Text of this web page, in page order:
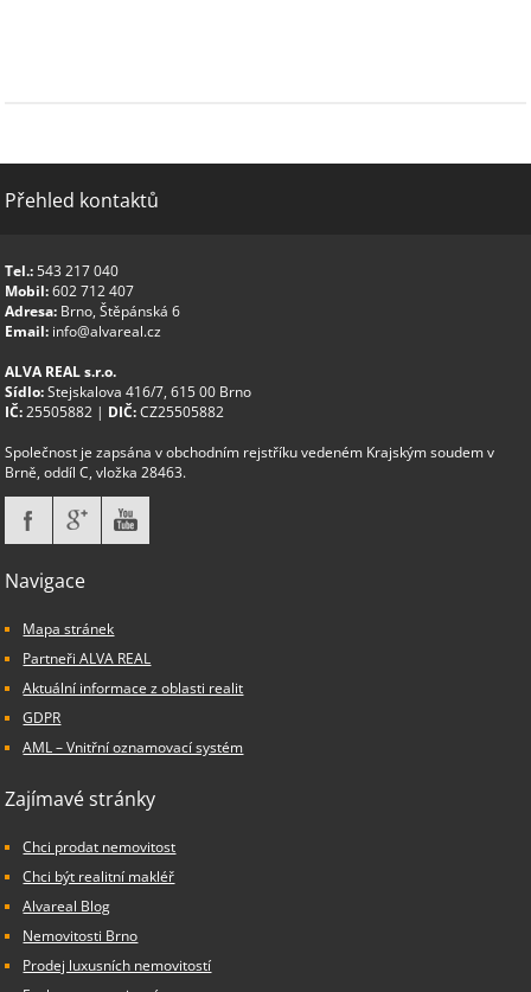
Přehled kontaktů
Tel.:543 217 040
Mobil:602 712 407
Adresa: Brno, Štěpánská 6
Email: info@alvareal.cz
ALVA REAL s.r.o.
Sídlo:Stejskalova 416/7, 615 00 Brno
IČ:25505882 | DIČ:CZ25505882
Společnost je zapsána v obchodním rejstříku vedeném Krajským soudem v
Brně, oddíl C, vložka 28463.
Navigace
Mapa stránek
Partneři ALVA REAL
Aktuální informace z oblasti realit
GDPR
AML – Vnitřní oznamovací systém
Zajímavé stránky
Chci prodat nemovitost
Chci být realitní makléř
Alvareal Blog
Nemovitosti Brno
Prodej luxusních nemovitostí